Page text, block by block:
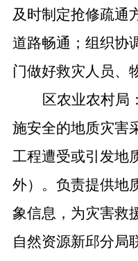
及时制定抢修疏通
道路畅通；组织协
门做好救灾人员、
区农业农村局
施安全的地质灾害
工程遭受或引发地
外）。负责提供地
象信息，为灾害救
自然资源新邱分局